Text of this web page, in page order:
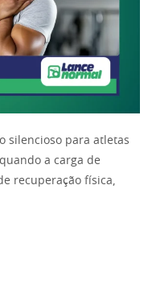
silencioso para atletas
a carga de
recuperação física,